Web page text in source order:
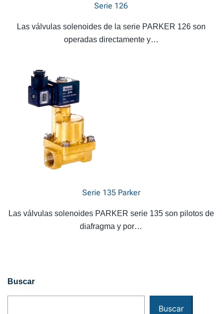
Serie 126
Las válvulas solenoides de la serie PARKER 126 son
operadas directamente y…
Serie 135 Parker
Las válvulas solenoides PARKER serie 135 son pilotos de
diafragma y por…
Buscar
Buscar